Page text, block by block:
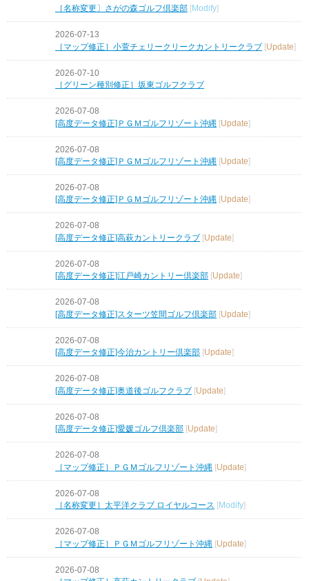
［名称変更〕さがの森ゴルフ倶楽部
Modify
2026-07-13
［マップ修正］小萱チェリークリークカントリークラブ [Update]
2026-07-10
［グリーン種別修正］坂東ゴルフクラブ
2026-07-08
[高度データ修正]ＰＧＭゴルフリゾート沖縄 [Update]
2026-07-08
[高度データ修正]ＰＧＭゴルフリゾート沖縄 [Update]
2026-07-08
[高度データ修正]ＰＧＭゴルフリゾート沖縄 Update
2026-07-08
[高度データ修正]高萩カントリークラブ [Update]
2026-07-08
[高度データ修正]江戸崎カントリー倶楽部 Update
2026-07-08
[高度データ修正]スターツ笠間ゴルフ倶楽部 [Update]
2026-07-08
[高度データ修正]今治カントリー倶楽部 Update
2026-07-08
[高度データ修正]奥道後ゴルフクラブ [Update]
2026-07-08
[高度データ修正]愛媛ゴルフ倶楽部 Update
2026-07-08
［マップ修正］ＰＧＭゴルフリゾート沖縄 [Update]
2026-07-08
［名称変更］太平洋クラブ ロイヤルコース [Modify]
2026-07-08
［マップ修正］ＰＧＭゴルフリゾート沖縄 [Update]
2026-07-08